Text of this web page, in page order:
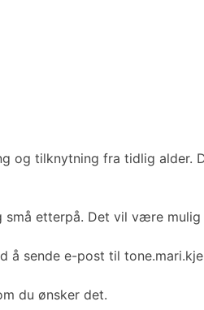
og tilknytning fra tidlig
etterpå. Det vil være mulig
sende e-post til
du ønsker det.